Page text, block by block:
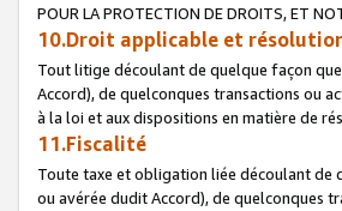
POUR LA PROTECTION DE DROITS, ET
10.Droit applicable et
Tout litige découlant de quelque façon
Accord), de quelconques transactions ou
à la loi et aux dispositions en matière de
11.Fiscalité
Toute taxe et obligation liée découlant de
ou avérée dudit Accord), de quelconques